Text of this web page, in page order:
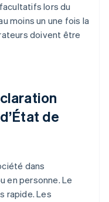
lors du
moins un une fois la
doivent être
de
dans
en personne. Le
rapide. Les